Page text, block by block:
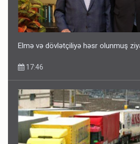
Elmə və dövlətçiliyə həsr olunmuş
17:46